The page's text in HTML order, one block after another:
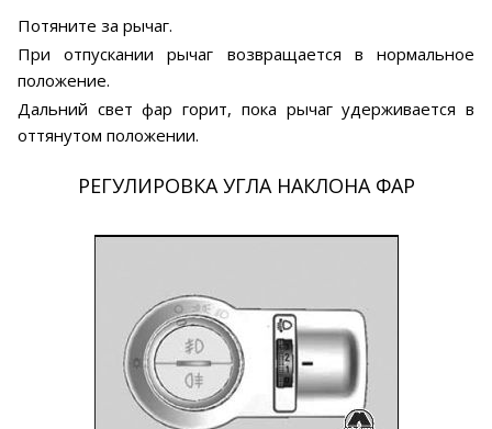
Потяните за рычаг.
При отпускании рычаг возвращается в нормальное
положение.
Дальний свет фар горит, пока рычаг удерживается в
оттянутом положении.
РЕГУЛИРОВКА УГЛА НАКЛОНА ФАР